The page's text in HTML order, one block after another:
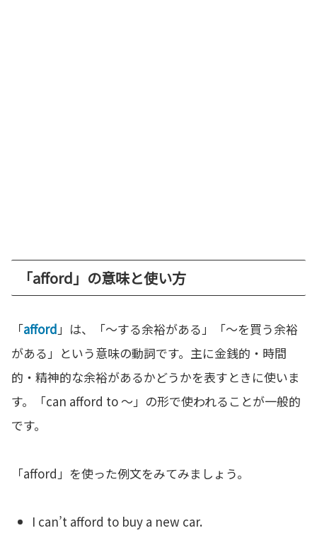
「afford」の意味と使い方
「afford 」は、「～する余裕がある」「～を買う余裕
がある」という意味の動詞です。主に金銭的・時間
的・精神的な余裕があるかどうかを表すときに使いま
す。「can afford to ～」の形で使われることが一般的
です。
「afford」を使った例文をみてみましょう。
I can’t afford to buy a new car.